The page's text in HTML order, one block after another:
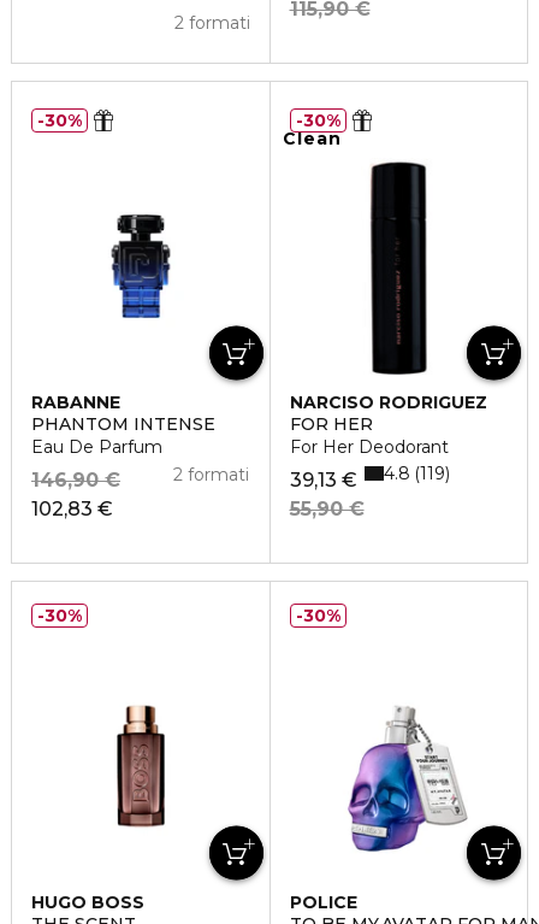
2 formati
115,90 €
RABANNE
PHANTOM INTENSE
Eau De Parfum
102,83 €
146,90 € 2 formati
30%
Clean
NARCISO RODRIGUEZ
FOR HER
For Her Deodorant
39,13 €
55,90 €
4.8 119
30%
HUGO BOSS
30%
POLICE
30%